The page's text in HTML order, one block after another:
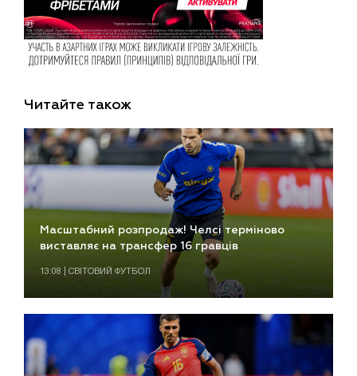
Читайте також
Масштабний розпродаж! Челсі терміново
виставляє на трансфер 16 гравців
13:08 | СВІТОВИЙ ФУТБОЛ